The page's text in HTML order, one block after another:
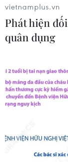
Liên hệ
Giấy phép số:
cấp ngày 11/9/
Quảng cáo: Phó
Điện thoại: (024)
Email:
© Bản quyền
vietnamplus.vn
Phát hiện
quân dụng